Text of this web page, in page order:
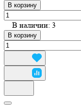
В корзину
В наличии: 3
В корзину